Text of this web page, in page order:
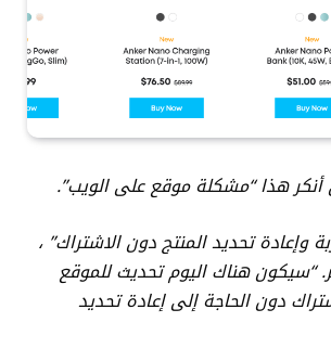
هذا “مشكلة موقع على الويب”.
وإعادة تحديد المنتج دون الاشتراك” ،
“سيكون هناك اليوم تحديث للموقع
دون الحاجة إلى إعادة تحديد